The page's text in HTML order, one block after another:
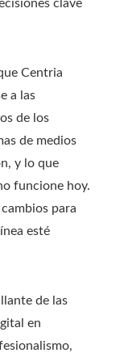
clave
Centria
a las
de los
de medios
y lo que
funcione hoy.
para
esté
de las
en